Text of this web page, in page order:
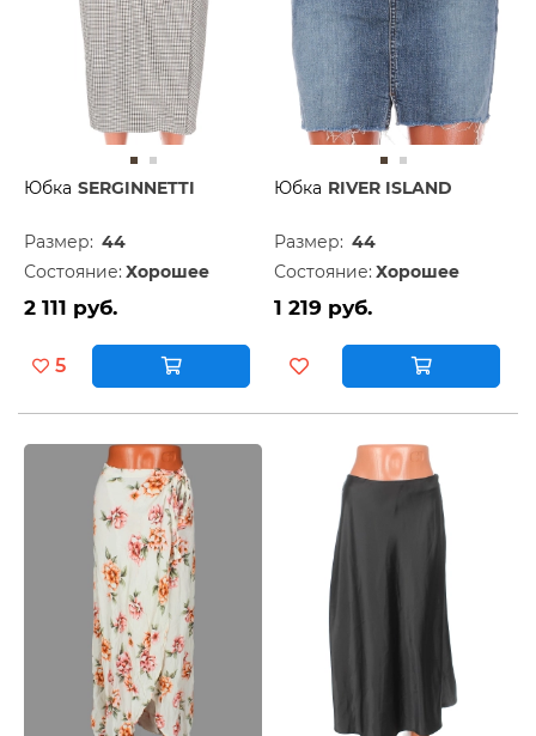
Юбка SERGINNETTI
Размер: 44
Состояние: Хорошее
2 111 руб.
5
Юбка RIVER ISLAND
Размер: 44
Состояние: Хорошее
1 219 руб.